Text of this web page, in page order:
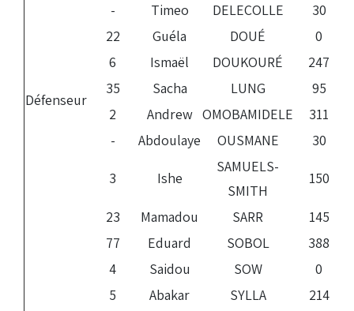
Défenseur
-
Timeo DELECOLLE
30
22
Guéla DOUÉ
0
6
Ismaël DOUKOURÉ
247
35
Sacha LUNG
95
2
Andrew OMOBAMIDELE
311
-
Abdoulaye OUSMANE 30
3 Ishe
SAMUELS-
SMITH
150
23 Mamadou SARR
145
77
Eduard SOBOL
388
4
Saidou SOW
0
5
Abakar SYLLA
214